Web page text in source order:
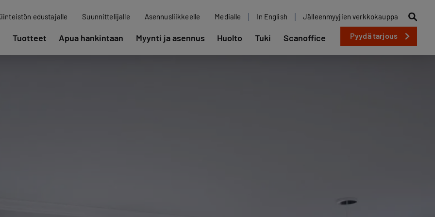
edustajalle Suunnittelijalle Asennusliikkeelle Medialle In English Jälleenmyyjien verkkokauppa
Tuotteet Apua hankintaan Myynti ja asennus Huolto Tuki Scanoffice Pyydä tarjous